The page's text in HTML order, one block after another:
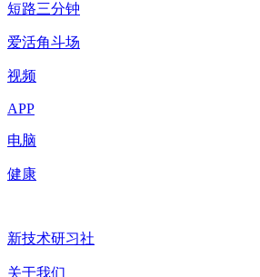
短路三分钟
爱活角斗场
视频
APP
电脑
健康
新技术研习社
关于我们